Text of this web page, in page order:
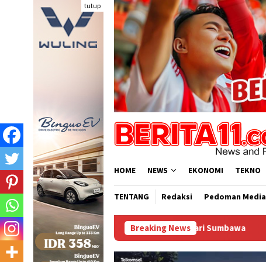
tutup
HOME NEWS EKONOMI TEKNO
TENTANG Redaksi Pedoman Media
Breaking News